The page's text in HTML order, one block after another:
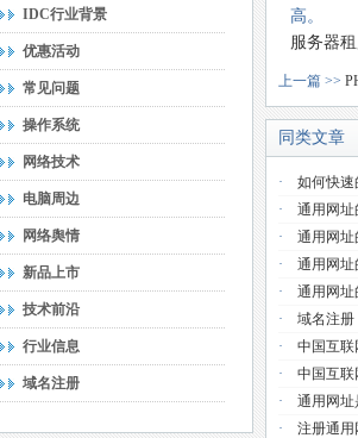
IDC行业背景
优惠活动
常见问题
操作系统
网络技术
电脑周边
网络舆情
新品上市
技术前沿
行业信息
域名注册
高。
服务器
上一篇 >>
同类文章
· 如何快速
· 通用网址
· 通用网
· 通用网
· 通用网址
· 域名注册
· 中国互联
· 中国互联
· 通用网址
· 注册通用